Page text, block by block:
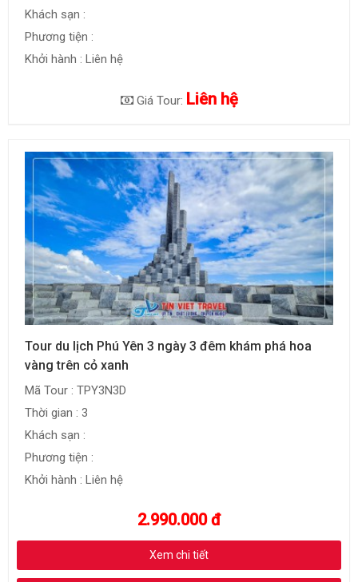
Khách sạn :
Phương tiện :
Khởi hành : Liên hệ
Giá Tour: Liên hệ
Tour du lịch Phú Yên 3 ngày 3 đêm khám phá hoa
vàng trên cỏ xanh
Mã Tour : TPY3N3D
Thời gian : 3
Khách sạn :
Phương tiện :
Khởi hành : Liên hệ
2.990.000 đ
Xem chi tiết